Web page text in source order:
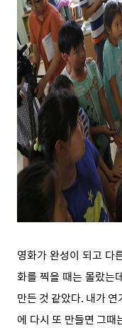
영화가 완성이 되고 다
화를 찍을 때는 몰랐는
만든 것 같았다. 내가
에 다시 또 만들면 그때